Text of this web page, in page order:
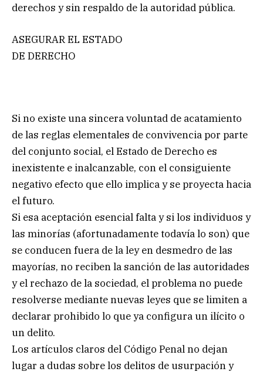
derechos y sin respaldo de la autoridad pública.
ASEGURAR EL ESTADO
DE DERECHO
Si no existe una sincera voluntad de acatamiento
de las reglas elementales de convivencia por parte
del conjunto social, el Estado de Derecho es
inexistente e inalcanzable, con el consiguiente
negativo efecto que ello implica y se proyecta hacia
el futuro.
Si esa aceptación esencial falta y si los individuos y
las minorías (afortunadamente todavía lo son) que
se conducen fuera de la ley en desmedro de las
mayorías, no reciben la sanción de las autoridades
y el rechazo de la sociedad, el problema no puede
resolverse mediante nuevas leyes que se limiten a
declarar prohibido lo que ya configura un ilícito o
un delito.
Los artículos claros del Código Penal no dejan
lugar a dudas sobre los delitos de usurpación y